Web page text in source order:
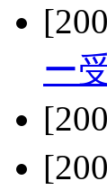
ー